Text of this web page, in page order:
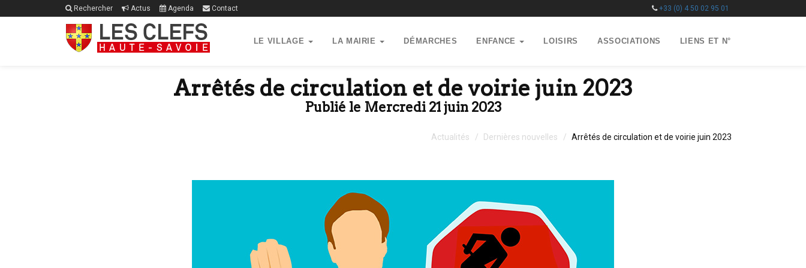
Rechercher Actus Agenda Contact +33 (0) 4 50 02 95 01
LE VILLAGE LA MAIRIE DÉMARCHES ENFANCE LOISIRS ASSOCIATIONS LIENS ET N°
Arrêtés de circulation et de voirie juin 2023
Publié le Mercredi 21 juin 2023
Actualités Dernières nouvelles Arrêtés de circulation et de voirie juin 2023